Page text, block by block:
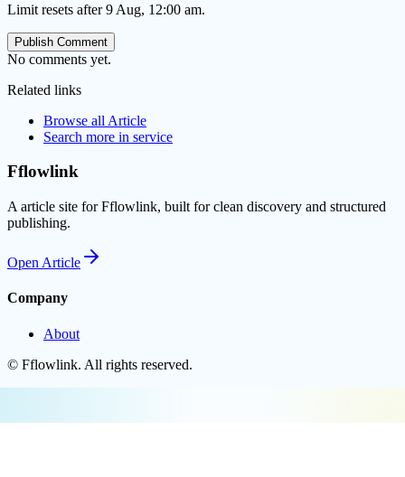
Limit resets after 9 Aug, 12:00 am.
Publish Comment
No comments yet.
Related links
Browse all Article
Search more in service
Fflowlink
A article site for Fflowlink, built for clean discovery and structured
publishing.
Open Article
Company
About
© Fflowlink. All rights reserved.